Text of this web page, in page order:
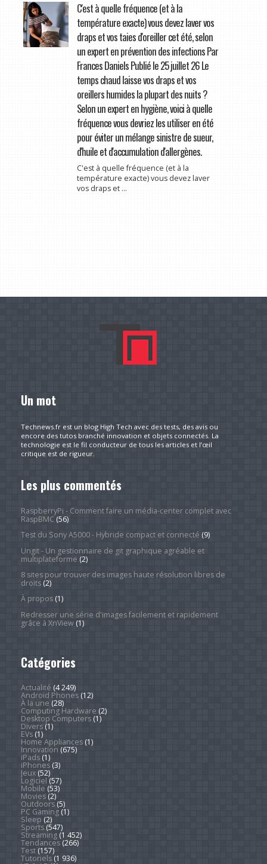
C'est à quelle fréquence (et à la
température exacte) vous devez laver vos
draps et vos taies d'oreiller cet été, selon
un expert en prévention des infections Par
Frances Daniels Publié le 25 juillet 26 Le
temps chaud laisse vos draps et vos
oreillers humides la plupart des nuits ?
Selon un expert en hygiène, voici à quelle
fréquence vous devriez les utiliser en été
pour éviter un mélange sinistre de sueur,
d'huile et d'accumulation d'allergènes.
C'est à quelle fréquence (et à la
température exacte) vous devez laver
vos draps et ...
Un mot
Technews.fr est un blog High Tech avec des tests, des avis ou
encore des tutos branché innovation et objets connectés. La
technologie est le fil conducteur de tous les articles et l’œil
critique est de rigueur.
Les plus commentés
RaspberryPi - Comment faire un média-center complet avec
RaspBMC(56)
Test du Sony A5000 - Hybride compact et connecté (9)
Ungit - Un gestionnaire de git graphique agréable et
multiplateforme (2)
8 sites pour trouver des images haute résolution libres de
droits(2)
À propos(1)
Redresser une série d'images facilement et rapidement
grâce à XnView(1)
Catégories
Actualité (4 249)
Android Phones(12)
À la une (28)
Computing Hardware (2)
Desktop Computers(1)
Divers(1)
EVs(1)
Home Appliances(1)
Innovation (675)
iPads(1)
iPhones(3)
Jeux(52)
Logiciel (57)
Mobile (53)
Movies(2)
Outdoors(5)
PC Gaming(1)
Sleep (2)
Sports(547)
Streaming(1 452)
Tendances(266)
Test(157)
Tutoriels(1 936)